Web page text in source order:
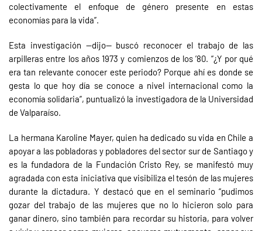
colectivamente el enfoque de género presente en estas
economías para la vida”.
Esta investigación —dijo— buscó reconocer el trabajo de las
arpilleras entre los años 1973 y comienzos de los ’80. “¿Y por qué
era tan relevante conocer este periodo? Porque ahí es donde se
gesta lo que hoy día se conoce a nivel internacional como la
economía solidaria”, puntualizó la investigadora de la Universidad
de Valparaíso.
La hermana Karoline Mayer, quien ha dedicado su vida en Chile a
apoyar a las pobladoras y pobladores del sector sur de Santiago y
es la fundadora de la Fundación Cristo Rey, se manifestó muy
agradada con esta iniciativa que visibiliza el tesón de las mujeres
durante la dictadura. Y destacó que en el seminario “pudimos
gozar del trabajo de las mujeres que no lo hicieron solo para
ganar dinero, sino también para recordar su historia, para volver